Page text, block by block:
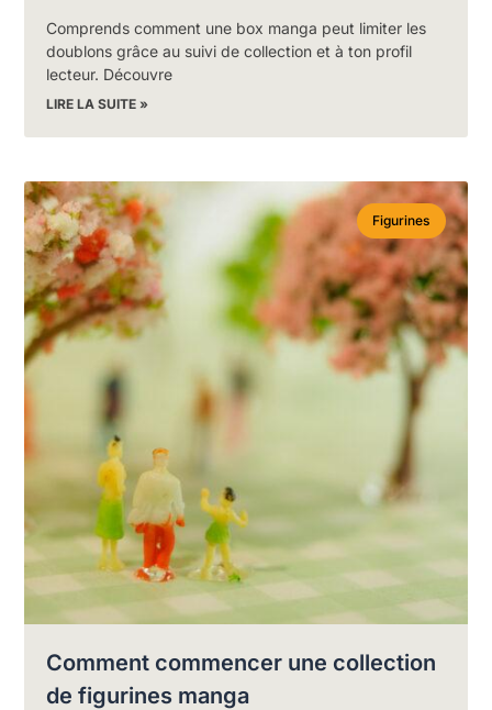
Comprends comment une box manga peut limiter les
doublons grâce au suivi de collection et à ton profil
lecteur. Découvre
LIRE LA SUITE »
Figurines
Comment commencer une collection
de figurines manga